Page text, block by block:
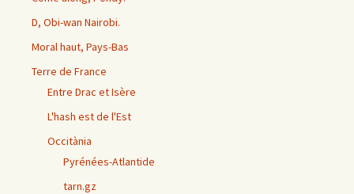
D, Obi-wan Nairobi.
Moral haut, Pays-Bas
Terre de France
Entre Drac et Isère
L'hash est de l'Est
Occitània
Pyrénées-Atlantide
tarn.gz